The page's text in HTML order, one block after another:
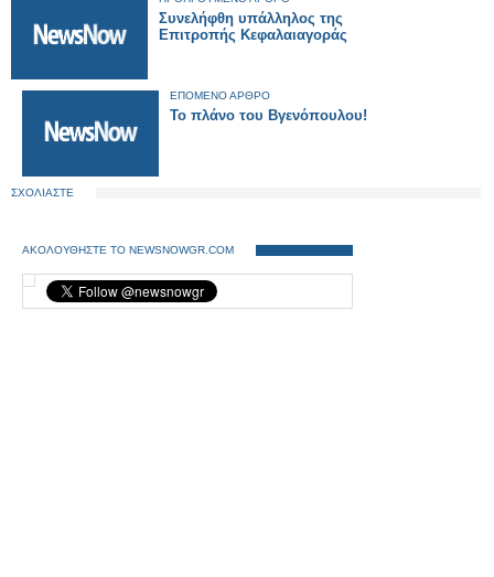
Συνελήφθη υπάλληλος της
Επιτροπής Κεφαλαιαγοράς
ΕΠΟΜΕΝΟ ΑΡΘΡΟ
Το πλάνο του Βγενόπουλου!
ΣΧΟΛΙΑΣΤΕ
ΑΚΟΛΟΥΘΗΣΤΕ ΤΟ NEWSNOWGR.COM